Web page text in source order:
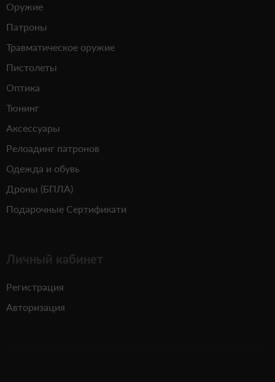
Оружие
Патроны
Травматическое оружие
Пистолеты
Оптика
Тюнинг
Аксессуары
Релоадинг патронов
Одежда и обувь
Дроны (БПЛА)
Подарочные Сертификати
Личный кабинет
Регистрация
Авторизация